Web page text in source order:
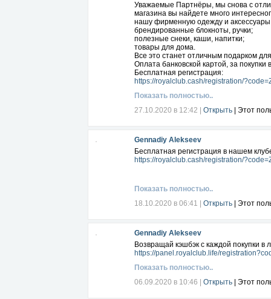
Уважаемые Партнёры, мы снова с
магазина вы найдете много
нашу фирменную одежду и
брендированные блокноты, ручки;
полезные снеки, каши, напитки;
товары для дома.
Все это станет отличным подарком
Оплата банковской картой, за покупки
Бесплатная регистрация:
https://royalclub.cash/registration/
Показать полностью..
27.10.2020 в 12:42
Открыть | Этот
Gennadiy Alekseev
Бесплатная регистрация в нашем
https://royalclub.cash/registration/
Показать полностью..
18.10.2020 в 06:41
Открыть | Этот
Gennadiy Alekseev
Возвращай кэшбэк с каждой покупки
https://panel.royalclub.life/
Показать полностью..
06.09.2020 в 10:46
Открыть | Этот